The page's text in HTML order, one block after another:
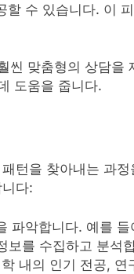
수 있습니다. 이
씬 맞춤형의 상담을
도움을 줍니다.
턴을 찾아내는 과
다:
파악합니다. 예를
보를 수집하고 분석
내의 인기 전공, 연